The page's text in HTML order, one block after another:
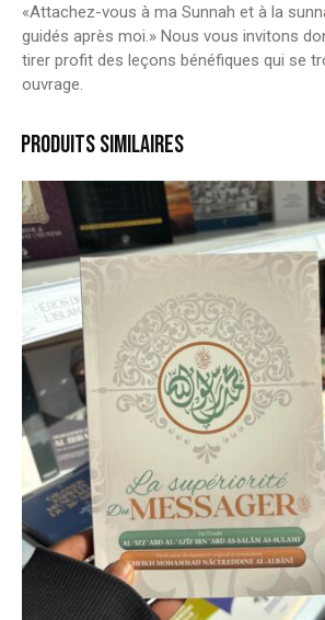
«Attachez-vous à ma Sunnah et à la
guidés après moi.» Nous vous invitons
tirer profit des leçons bénéfiques qui se
ouvrage.
PRODUITS SIMILAIRES